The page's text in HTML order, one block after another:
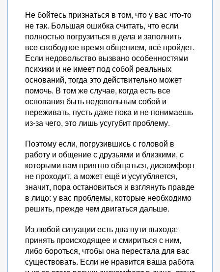
Не бойтесь признаться в том, что у вас что-то
не так. Большая ошибка считать, что если
полностью погрузиться в дела и заполнить
все свободное время общением, всё пройдет.
Если недовольство вызвано особенностями
психики и не имеет под собой реальных
оснований, тогда это действительно может
помочь. В том же случае, когда есть все
основания быть недовольным собой и
переживать, пусть даже пока и не понимаешь
из-за чего, это лишь усугубит проблему.
Поэтому если, погрузившись с головой в
работу и общение с друзьями и близкими, с
которыми вам приятно общаться, дискомфорт
не проходит, а может ещё и усугубляется,
значит, пора остановиться и взглянуть правде
в лицо: у вас проблемы, которые необходимо
решить, прежде чем двигаться дальше.
Из любой ситуации есть два пути выхода:
принять происходящее и смириться с ним,
либо бороться, чтобы она перестала для вас
существовать. Если не нравится ваша работа